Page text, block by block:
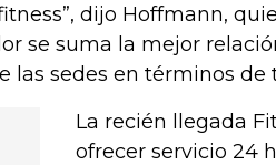
dijo Hoffmann,
se suma la mejor
las sedes en términos de
La recién llegada
ofrecer servicio 24